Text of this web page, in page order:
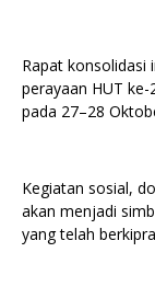
Rapat konsolidasi
perayaan HUT
pada 27–28
Kegiatan sosial,
akan menjadi
yang telah